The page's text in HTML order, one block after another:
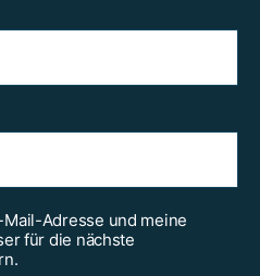
Adresse und meine
für die nächste